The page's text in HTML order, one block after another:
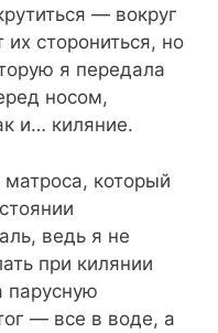
— вокруг
их сторониться, но
я передала
носом,
и… киляние.
который
ведь я не
при килянии
парусную
— все в воде, а